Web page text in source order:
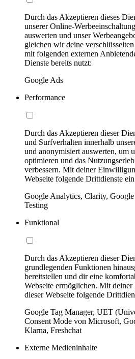
Durch das Akzeptieren dieses
unserer Online-
auswerten und unser
gleichen wir deine
mit folgenden externen
Dienste bereits nutzt:
Google Ads
Performance
Durch das Akzeptieren dieser
und Surfverhalten innerhalb
und anonymisiert auswerten, um
optimieren und das
verbessern. Mit deiner
Webseite folgende Drittdienste
Google Analytics, Clarity,
Testing
Funktional
Durch das Akzeptieren dieser
grundlegenden Funktionen
bereitstellen und dir eine
Webseite ermöglichen. Mit
dieser Webseite folgende
Google Tag Manager, UET
Consent Mode von Microsoft,
Klarna, Freshchat
Externe Medieninhalte